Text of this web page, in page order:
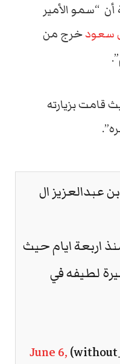
“سمو الأمير
سعودخرج من
قامت بزيارته
عبدالعزيز ال
اربعة ايام حيث
لطيفه في
June 6,